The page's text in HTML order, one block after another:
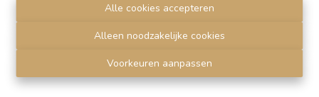
Alle cookies accepteren
Alleen noodzakelijke cookies
Voorkeuren aanpassen
1